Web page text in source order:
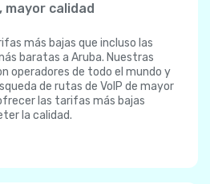
mayor calidad
más bajas que incluso las
baratas a Aruba. Nuestras
operadores de todo el mundo y
de rutas de VoIP de mayor
las tarifas más bajas
la calidad.